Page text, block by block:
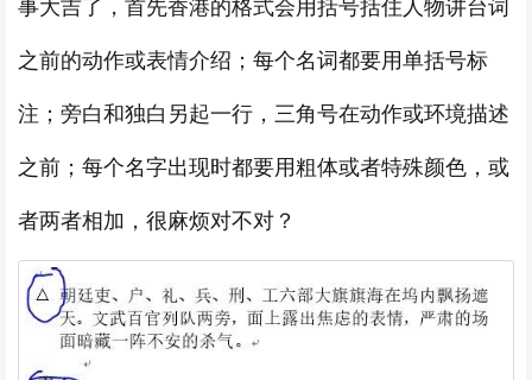
事大吉了，首先香港的格式会用括号括住人物讲台词
之前的动作或表情介绍；每个名词都要用单括号标
注；旁白和独白另起一行，三角号在动作或环境描述
之前；每个名字出现时都要用粗体或者特殊颜色，或
者两者相加，很麻烦对不对？